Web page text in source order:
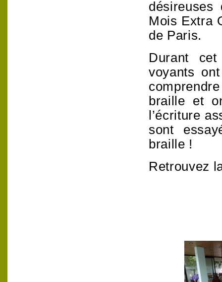
Mois Extra
de Paris.
Durant
voyants
braille et
l’écriture
sont
braille !
Retrouvez